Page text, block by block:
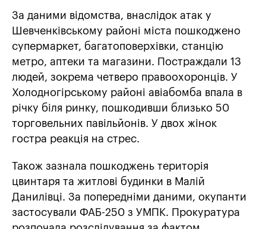
За даними відомства, внаслідок атак у
Шевченківському районі міста пошкоджено
супермаркет, багатоповерхівки, станцію
метро, аптеки та магазини. Постраждали 13
людей, зокрема четверо правоохоронців. У
Холодногірському районі авіабомба впала в
річку біля ринку, пошкодивши близько 50
торговельних павільйонів. У двох жінок
гостра реакція на стрес.
Також зазнала пошкоджень територія
цвинтаря та житлові будинки в Малій
Данилівці. За попередніми даними, окупанти
застосували ФАБ-250 з УМПК. Прокуратура